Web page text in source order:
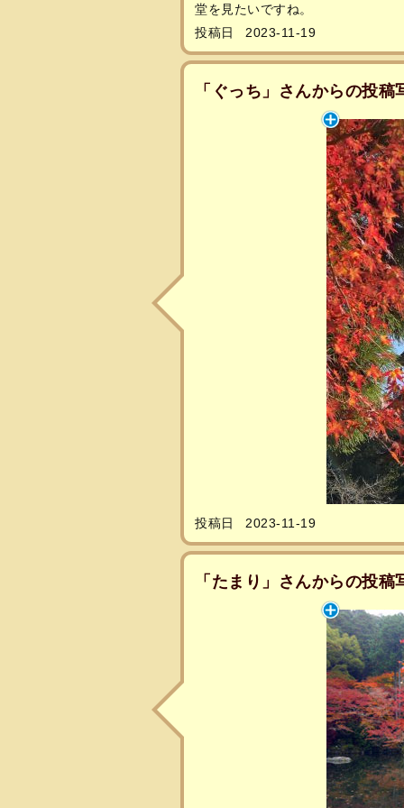
堂を見たいですね。
投稿日
2023-11-19
「ぐっち」さんからの投稿
投稿日 2023-11-19
「たまり」さんからの投稿